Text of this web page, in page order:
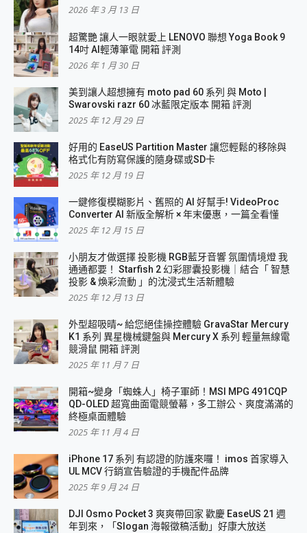
2026 年 3 月 13 日
超驚艷 讓人一眼就愛上 LENOVO 聯想 Yoga Book 9
14吋 AI輕薄筆電 開箱 評測
2026 年 1 月 30 日
美到讓人超想擁有 moto pad 60 系列 與 Moto |
Swarovski razr 60 冰藍限定版本 開箱 評測
2025 年 12 月 29 日
好用的 EaseUS Partition Master 讓您輕鬆的移除與
格式化有防寫保護的隨身碟或SD卡
2025 年 12 月 19 日
一鍵修復模糊影片、舊照的 AI 好幫手! VideoProc
Converter AI 新版全解析 × 年末優惠，一篇全看懂
2025 年 12 月 15 日
小朋友才做選擇 投影機 RGB藍牙音響 氛圍情境燈 我
通通都要！ Starfish 2 幻彩膠囊投影機｜結合「 智慧
投影 & 煥彩流動 」的沈浸式生活新體驗
2025 年 12 月 13 日
外型超吸晴~ 給您絕佳操控體驗 GravaStar Mercury
K1 系列 異星機械鍵盤與 Mercury X 系列 輕量無線電
競滑鼠 開箱 評測
2025 年 11 月 7 日
開箱~變身「蜘蛛人」椅子軍師！MSI MPG 491CQP
QD-OLED 超寬曲面電競螢幕，多工辦公、爽度滿滿的
終極桌面體驗
2025 年 11 月 4 日
iPhone 17 系列 有認證的防護來囉！ imos 首家導入
UL MCV 行銷宣告驗證的手機配件品牌
2025 年 9 月 24 日
DJI Osmo Pocket 3 爽爽帶回家 歡慶 EaseUS 21 週
年到來，「Slogan 海報徵稿活動」好康大放送